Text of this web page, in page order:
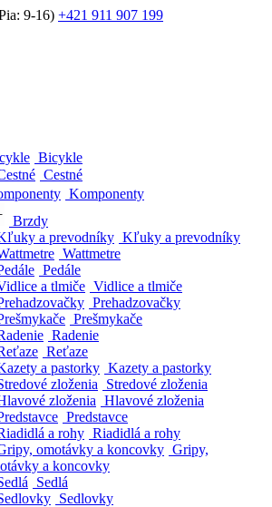
9-16) +421 911 907 199
Bicykle
Cestné
Komponenty
Brzdy
Kľuky a prevodníky
Wattmetre
Pedále
Vidlice a tlmiče
Prehadzovačky
Prešmykače
Radenie
Reťaze
Kazety a pastorky
Stredové zloženia
Hlavové zloženia
Predstavce
Riadidlá a rohy
Gripy,
a koncovky
Sedlá
Sedlovky